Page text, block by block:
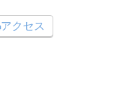
アクセス